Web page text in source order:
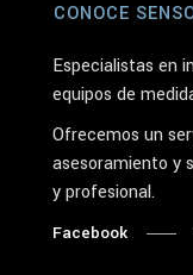
CONOCE
Especialistas en
equipos de
Ofrecemos un
asesoramiento y
y profesional.
Facebook